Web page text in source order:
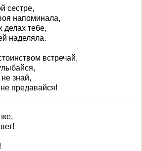
сестре,
напоминала,
делах тебе,
наделяла.
встречай,
знай,
предавайся!